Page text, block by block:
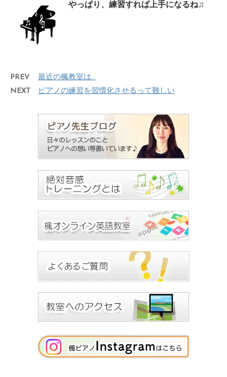
やっぱり、練習すれば上手になるね♫
PREV
最近の楓教室は…
NEXT
ピアノの練習を習慣化させるって難しい